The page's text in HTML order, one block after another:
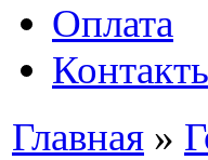
Оплата
Главная »